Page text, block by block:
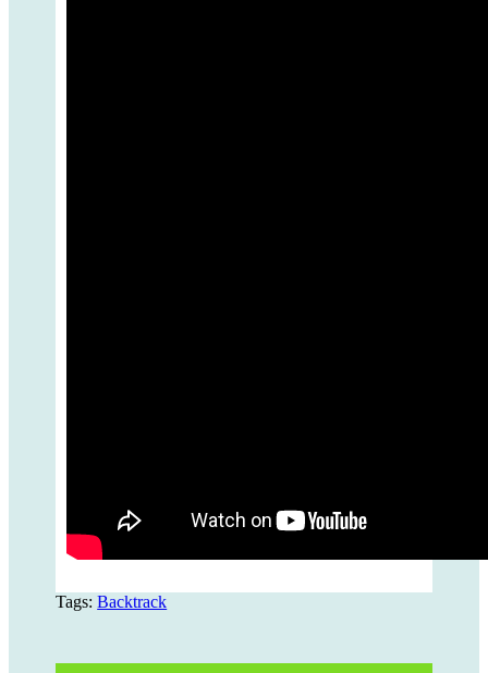
Tags:Backtrack